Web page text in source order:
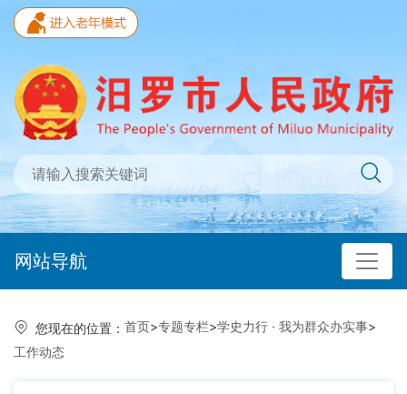
网站导航
您现在的位置： 首页>专题专栏>学史力行 · 我为群众办实事>
工作动态